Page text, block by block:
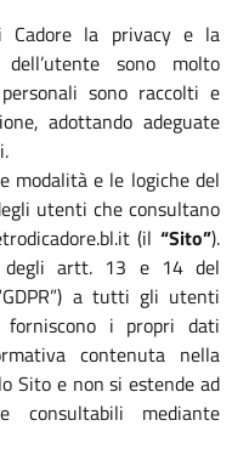
Cadore la privacy e la
sono molto
sono raccolti e
adottando adeguate
modalità e le logiche del
utenti che consultano
(il “Sito”).
degli artt. 13 e 14 del
a tutti gli utenti
i propri dati
contenuta nella
Sito e non si estende ad
consultabili mediante